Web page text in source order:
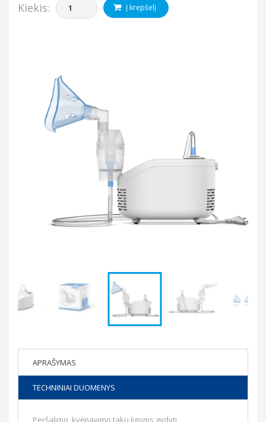
Kiekis:
Į krepšelį
APRAŠYMAS
TECHNINIAI DUOMENYS
Peršalimo, kvėpavimo takų ligoms gydyti